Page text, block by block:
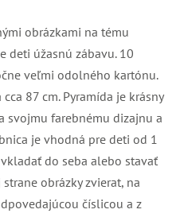
obrázkami na tému
deti úžasnú zábavu. 10
veľmi odolného kartónu.
87 cm. Pyramída je krásny
svojmu farebnému dizajnu a
je vhodná pre deti od 1
do seba alebo stavať
obrázky zvierat, na
číslicou a z